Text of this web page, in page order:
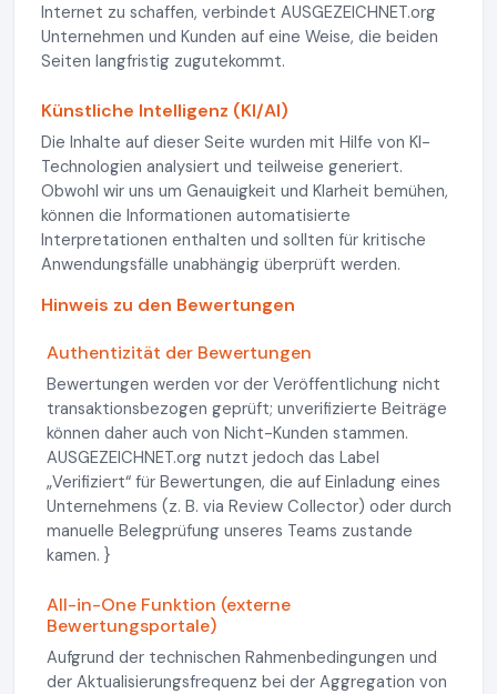
Internet zu schaffen, verbindet AUSGEZEICHNET.org
Unternehmen und Kunden auf eine Weise, die beiden
Seiten langfristig zugutekommt.
Künstliche Intelligenz (KI/AI)
Die Inhalte auf dieser Seite wurden mit Hilfe von KI-
Technologien analysiert und teilweise generiert.
Obwohl wir uns um Genauigkeit und Klarheit bemühen,
können die Informationen automatisierte
Interpretationen enthalten und sollten für kritische
Anwendungsfälle unabhängig überprüft werden.
Hinweis zu den Bewertungen
Authentizität der Bewertungen
Bewertungen werden vor der Veröffentlichung nicht
transaktionsbezogen geprüft; unverifizierte Beiträge
können daher auch von Nicht-Kunden stammen.
AUSGEZEICHNET.org nutzt jedoch das Label
„Verifiziert“ für Bewertungen, die auf Einladung eines
Unternehmens (z. B. via Review Collector) oder durch
manuelle Belegprüfung unseres Teams zustande
kamen. }
All-in-One Funktion (externe
Bewertungsportale)
Aufgrund der technischen Rahmenbedingungen und
der Aktualisierungsfrequenz bei der Aggregation von